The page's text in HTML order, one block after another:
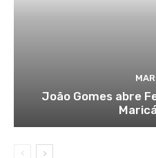
João Gomes abre